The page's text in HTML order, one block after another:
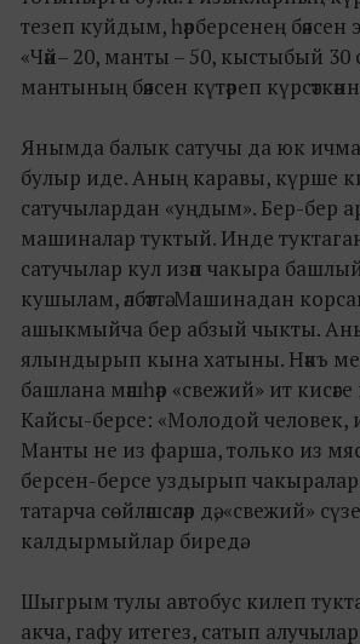
тезеп куйдым, һәрберсенең бәясен
«Чәй– 20, манты – 50, кыстыбый
мантының бәясен күтәреп
Янымда балык сатучы да юк
булыр иде. Аның каравы, күрше
сатучылардан «уңдым». Бер-бер
машиналар туктый. Инде
сатучылар кул изәп чакыра
кушылам, әлбәттә. Машинадан
ашыкмыйча бер абзый чыкты.
ялындырып кына хатыны. Нәкъ
башлана мәшһәр «свежий» ит кисәге
Кайсы-берсе: «Молодой человек,
Манты не из фарша, только из
берсен-берсе уздырып
татарча сөйләшсәләр дә, «свежий»
калдырмыйлар биредә.
Шыгрым тулы автобус килеп
акча, гафу итегез, сатып